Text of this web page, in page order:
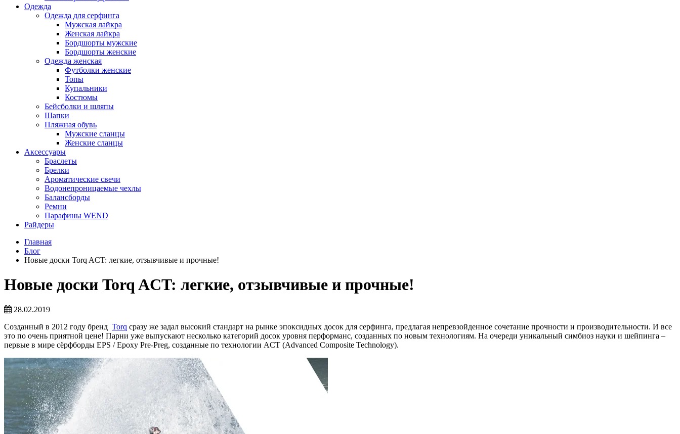
Одежда
Одежда для серфинга
Мужская лайкра
Женская лайкра
Бордшорты мужские
Бордшорты женские
Одежда женская
Футболки женские
Топы
Купальники
Костюмы
Бейсболки и шляпы
Шапки
Пляжная обувь
Мужские сланцы
Женские сланцы
Аксессуары
Браслеты
Брелки
Ароматические свечи
Водонепроницаемые чехлы
Балансборды
Ремни
Парафины WEND
Райдеры
Главная
Блог
Новые доски Torq ACT: легкие, отзывчивые и прочные!
Новые доски Torq ACT: легкие, отзывчивые и прочные!
28.02.2019
Созданный в 2012 году бренд Torq сразу же задал высокий стандарт на рынке эпоксидных досок для серфинга, предлагая непревзойденное сочетание прочности и производительности. И все
это по очень приятной цене! Парни уже выпускают несколько категорий досок уровня перформанс, созданных по новым технологиям. На очереди уникальный симбиоз науки и шейпинга –
первые в мире сёрфборды EPS / Epoxy Pre-Preg, созданные по технологии ACT (Advanced Composite Technology).